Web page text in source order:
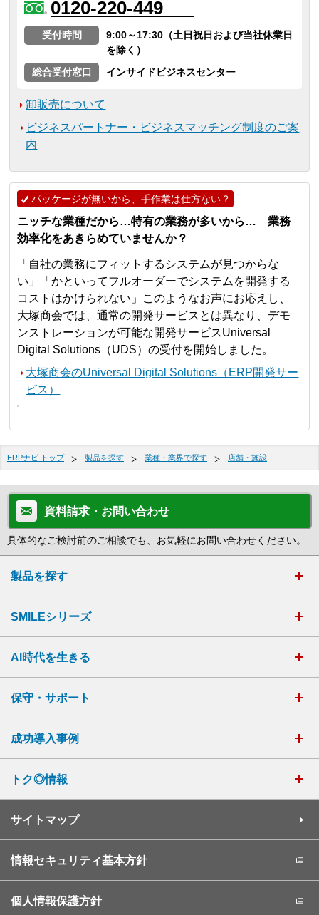
0120-220-449
受付時間
9:00～17:30（土日祝日および当社休業日
を除く）
総合受付窓口
インサイドビジネスセンター
卸販売について
ビジネスパートナー・ビジネスマッチング制度のご案
内
パッケージが無いから、手作業は仕方ない？
ニッチな業種だから…特有の業務が多いから… 業務
効率化をあきらめていませんか？
「自社の業務にフィットするシステムが見つからな
い」「かといってフルオーダーでシステムを開発する
コストはかけられない」このようなお声にお応えし、
大塚商会では、通常の開発サービスとは異なり、デモ
ンストレーションが可能な開発サービスUniversal
Digital Solutions（UDS）の受付を開始しました。
大塚商会のUniversal Digital Solutions（ERP開発サー
ビス）
ERPナビ トップ 製品を探す 業種・業界で探す 店舗・施設
資料請求・お問い合わせ
具体的なご検討前のご相談でも、お気軽にお問い合わせください。
製品を探す
SMILEシリーズ
AI時代を生きる
保守・サポート
成功導入事例
トク◎情報
サイトマップ
情報セキュリティ基本方針
個人情報保護方針